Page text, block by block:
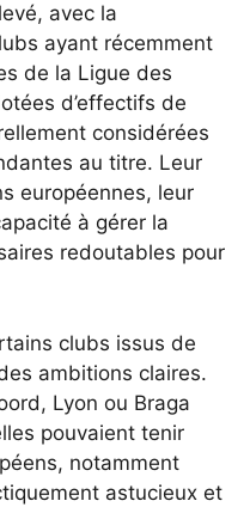
avec la
ayant récemment
de la Ligue des
d’effectifs de
considérées
au titre. Leur
européennes, leur
à gérer la
redoutables pour
clubs issus de
ambitions claires.
Lyon ou Braga
pouvaient tenir
notamment
astucieux et